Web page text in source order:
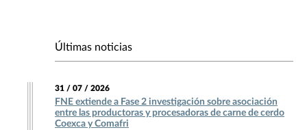
Últimas noticias
31 / 07 / 2026
FNE extiende a Fase 2 investigación sobre asociación
entre las productoras y procesadoras de carne de cerdo
Coexca y Comafri